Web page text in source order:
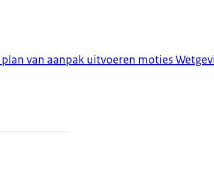
van aanpak uitvoeren moties